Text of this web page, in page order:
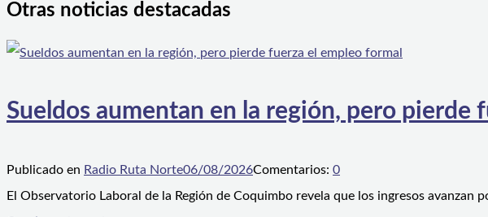
Otras noticias destacadas
Sueldos aumentan en la región, pero pierde
Publicado en Radio Ruta Norte06/08/2026Comentarios: 0
El Observatorio Laboral de la Región de Coquimbo revela que los ingresos avanzan